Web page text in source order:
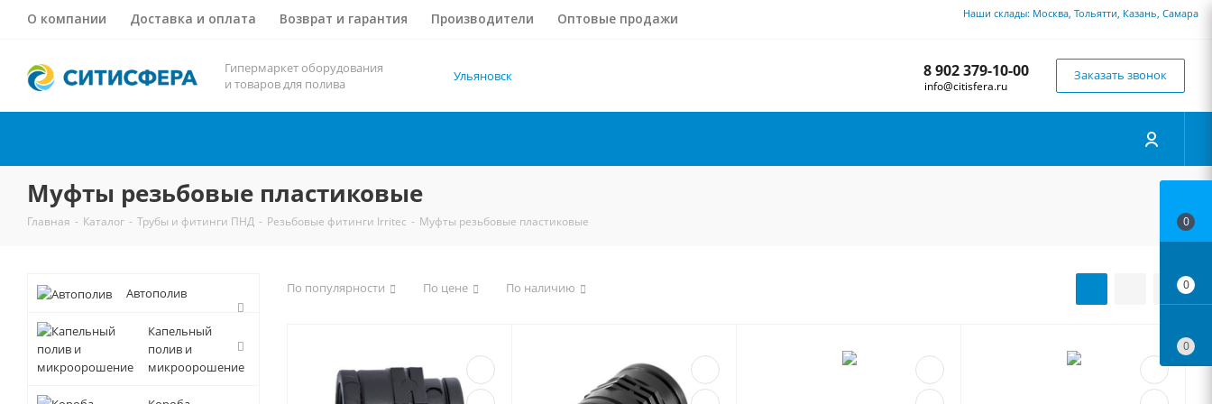
Наши склады: Москва, Тольятти, Казань, Самара
О компании Доставка и оплата Возврат и гарантия Производители Оптовые продажи
Гипермаркет оборудования
и товаров для полива
Ульяновск 8 902 379-10-00
info@citisfera.ru
Заказать звонок
Муфты резьбовые пластиковые
Главная - Каталог - Трубы и фитинги ПНД - Резьбовые фитинги Irritec - Муфты резьбовые пластиковые
По популярности По цене По наличию
Автополив
Капельный
полив и
микроорошение
0
0
0